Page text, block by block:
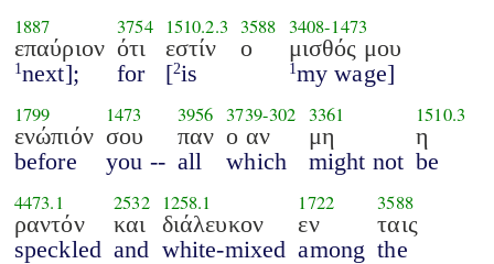
1887
επαύριον
1 next];
3754
ότι
for
1510.2.3
εστίν
[2is
3588
ο
3408-1473
μισθός μου
1 my wage]
1799
ενώπιόν
before
1473
σου
you --
3956
παν
all
3739-302
ο αν
which
3361
μη
might not
1510.3
η
be
4473.1
ραντόν
speckled
2532
και
and
1258.1
διάλευκον
white-mixed
1722
εν
among
3588
ταις
the